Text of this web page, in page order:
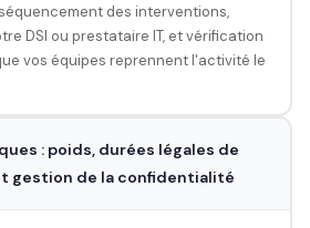
des interventions,
DSI ou prestataire IT, et vérification
vos équipes reprennent l'activité le
: poids, durées légales de
gestion de la confidentialité